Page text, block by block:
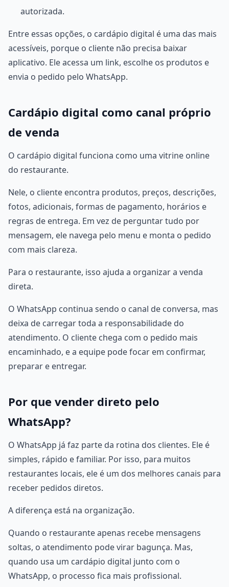
autorizada.
Entre essas opções, o cardápio digital é uma das mais
acessíveis, porque o cliente não precisa baixar
aplicativo. Ele acessa um link, escolhe os produtos e
envia o pedido pelo WhatsApp.
Cardápio digital como canal próprio
de venda
O cardápio digital funciona como uma vitrine online
do restaurante.
Nele, o cliente encontra produtos, preços, descrições,
fotos, adicionais, formas de pagamento, horários e
regras de entrega. Em vez de perguntar tudo por
mensagem, ele navega pelo menu e monta o pedido
com mais clareza.
Para o restaurante, isso ajuda a organizar a venda
direta.
O WhatsApp continua sendo o canal de conversa, mas
deixa de carregar toda a responsabilidade do
atendimento. O cliente chega com o pedido mais
encaminhado, e a equipe pode focar em confirmar,
preparar e entregar.
Por que vender direto pelo
WhatsApp?
O WhatsApp já faz parte da rotina dos clientes. Ele é
simples, rápido e familiar. Por isso, para muitos
restaurantes locais, ele é um dos melhores canais para
receber pedidos diretos.
A diferença está na organização.
Quando o restaurante apenas recebe mensagens
soltas, o atendimento pode virar bagunça. Mas,
quando usa um cardápio digital junto com o
WhatsApp, o processo fica mais profissional.